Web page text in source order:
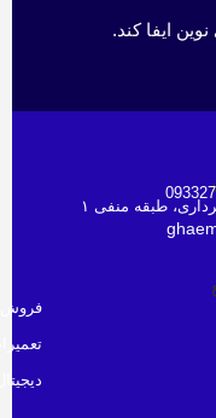
ایفا کند.
طبقه منفی ۱